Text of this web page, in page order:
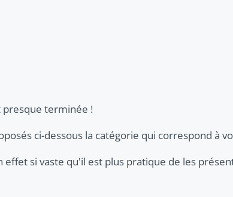
presque terminée !
ci-dessous la catégorie qui correspond à
effet si vaste qu'il est plus pratique de les